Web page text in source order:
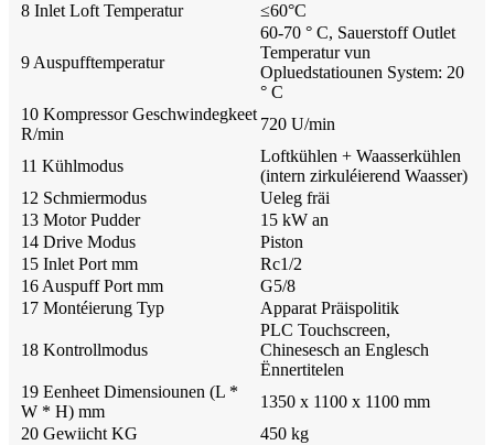
8 Inlet Loft Temperatur
≤60°C
9 Auspufftemperatur
60-70 ° C, Sauerstoff Outlet
Temperatur vun
Opluedstatiounen System: 20
° C
10 Kompressor Geschwindegkeet
R/min
720 U/min
11 Kühlmodus
Loftkühlen + Waasserkühlen
(intern zirkuléierend Waasser)
12 Schmiermodus
Ueleg fräi
13 Motor Pudder
15 kW an
14 Drive Modus
Piston
15 Inlet Port mm
Rc1/2
16 Auspuff Port mm
G5/8
17 Montéierung Typ
Apparat Präispolitik
18 Kontrollmodus
PLC Touchscreen,
Chinesesch an Englesch
Ënnertitelen
19 Eenheet Dimensiounen (L *
W * H) mm
1350 x 1100 x 1100 mm
20 Gewiicht KG
450 kg